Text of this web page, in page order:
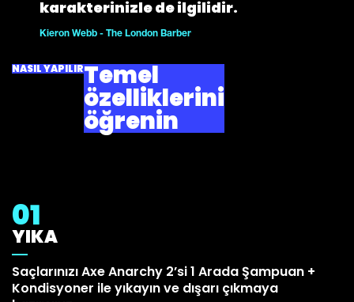
karakterinizle de ilgilidir.
Kieron Webb - The London Barber
Temel
özelliklerini
öğrenin
NASIL YAPILIR
YIKA
01
Saçlarınızı Axe Anarchy 2’si 1 Arada Şampuan +
Kondisyoner ile yıkayın ve dışarı çıkmaya